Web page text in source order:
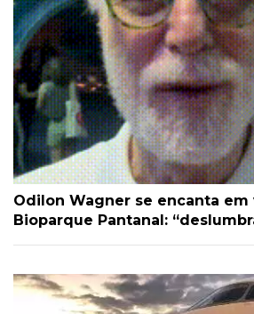
Odilon Wagner se encanta em
Bioparque Pantanal: